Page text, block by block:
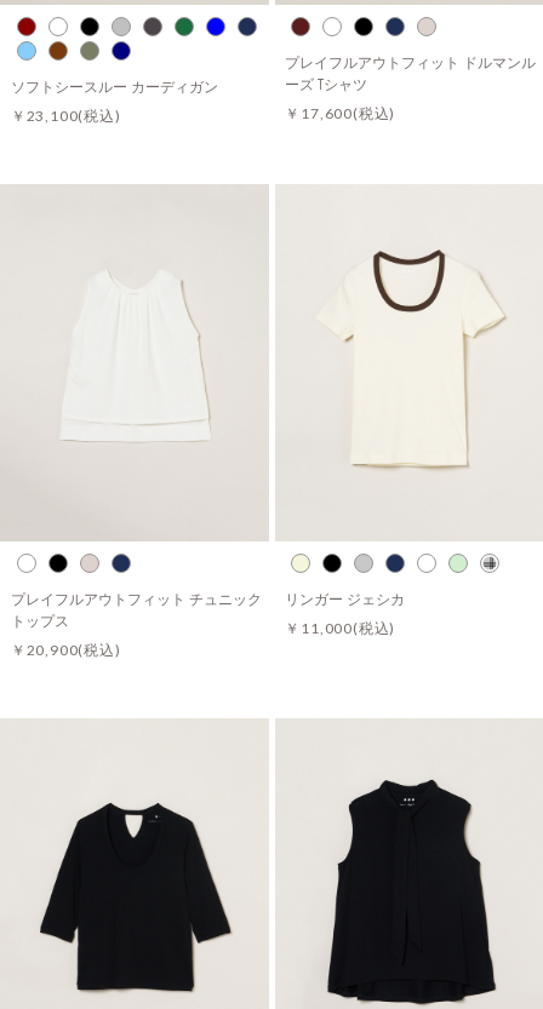
ソフトシースルー カーディガン
￥23,100(税込)
プレイフルアウトフィット ドルマンル
ーズ Tシャツ
￥17,600(税込)
プレイフルアウトフィット チュニック
トップス
￥20,900(税込)
リンガー ジェシカ
￥11,000(税込)